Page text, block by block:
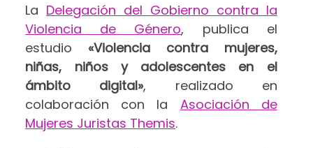
La Delegación del Gobierno contra la
Violencia de Género, publica el
estudio «Violencia contra mujeres,
niñas, niños y adolescentes en el
ámbito digital», realizado en
colaboración con la Asociación de
Mujeres Juristas Themis.